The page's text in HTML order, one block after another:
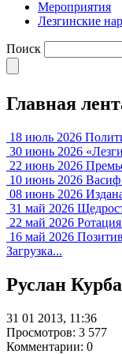
Мероприятия
Лезгинские
Поиск
Главная
18 июль 2026
30 июнь 2026
22 июнь 2026
10 июнь 2026 Васиф
08 июнь 2026
31 май 2026
22 май 2026
16 май 2026
Загрузка...
Руслан
31 01 2013, 11:36
Просмотров: 3 577
Комментарии: 0